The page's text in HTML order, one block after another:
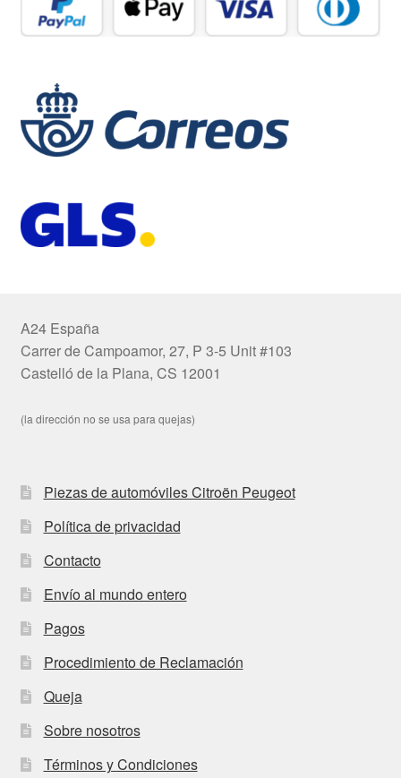
A24 España
Carrer de Campoamor, 27, P 3-5 Unit #103
Castelló de la Plana, CS 12001
(la dirección no se usa para quejas)
Piezas de automóviles Citroën Peugeot
Política de privacidad
Contacto
Envío al mundo entero
Pagos
Procedimiento de Reclamación
Queja
Sobre nosotros
Términos y Condiciones